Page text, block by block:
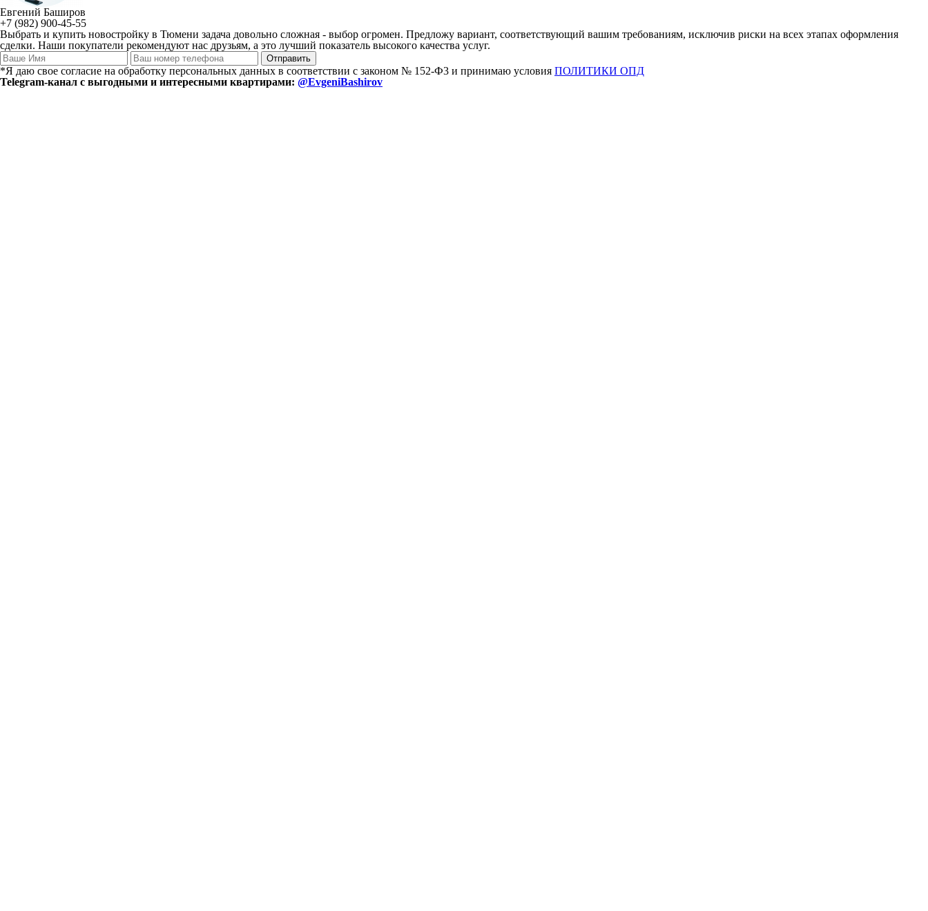
Евгений Баширов
+7 (982) 900-45-55
Выбрать и купить новостройку в Тюмени задача довольно сложная - выбор огромен. Предложу вариант, соответствующий вашим требованиям, исключив риски на всех этапах оформления
сделки. Наши покупатели рекомендуют нас друзьям, а это лучший показатель высокого качества услуг.
*Я даю свое согласие на обработку персональных данных в соответствии с законом № 152-Ф3 и принимаю условия ПОЛИТИКИ ОПД
Telegram-канал с выгодными и интересными квартирами: @EvgeniBashirov